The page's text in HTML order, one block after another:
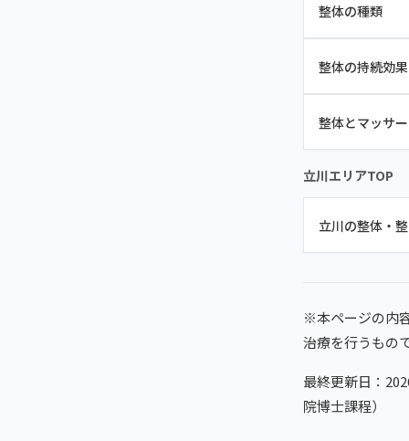
整体の種類
整体の持続効果
整体とマッサ
立川エリアTOP
立川の整体・
※本ページの内
治療を行うもの
最終更新日：
院博士課程）